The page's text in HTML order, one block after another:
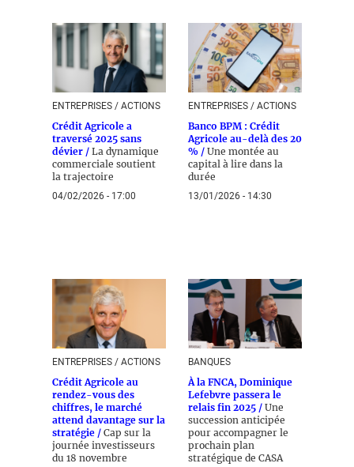
ENTREPRISES / ACTIONS
Crédit Agricole a
traversé 2025 sans
dévier / La dynamique
commerciale soutient
la trajectoire
04/02/2026 - 17:00
ENTREPRISES / ACTIONS
Banco BPM : Crédit
Agricole au-delà des 20
% / Une montée au
capital à lire dans la
durée
13/01/2026 - 14:30
ENTREPRISES / ACTIONS
Crédit Agricole au
rendez-vous des
chiffres, le marché
attend davantage sur la
stratégie / Cap sur la
journée investisseurs
du 18 novembre
BANQUES
À la FNCA, Dominique
Lefebvre passera le
relais fin 2025 / Une
succession anticipée
pour accompagner le
prochain plan
stratégique de CASA